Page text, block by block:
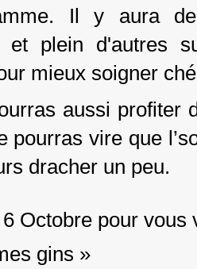
Il y aura
et plein d'autres
mieux soigner
aussi profiter
pourras vire que
dracher un peu.
Octobre pour vous
gins »